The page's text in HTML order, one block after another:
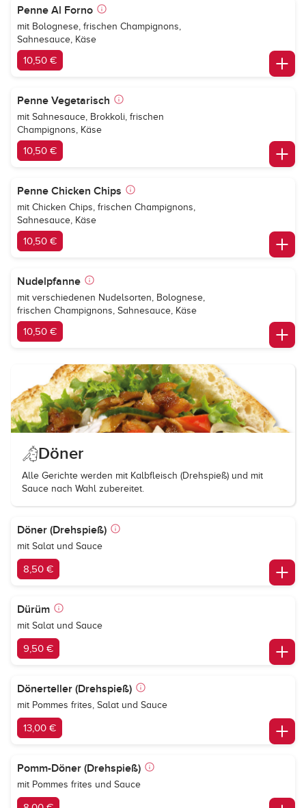
Penne Al Forno
mit Bolognese, frischen Champignons,
Sahnesauce, Käse
10,50 €
Penne Vegetarisch
mit Sahnesauce, Brokkoli, frischen
Champignons, Käse
10,50 €
Penne Chicken Chips
mit Chicken Chips, frischen Champignons,
Sahnesauce, Käse
10,50 €
Nudelpfanne
mit verschiedenen Nudelsorten, Bolognese,
frischen Champignons, Sahnesauce, Käse
10,50 €
Döner
Alle Gerichte werden mit Kalbfleisch (Drehspieß) und mit
Sauce nach Wahl zubereitet.
Döner (Drehspieß)
mit Salat und Sauce
8,50 €
Dürüm
mit Salat und Sauce
9,50 €
Dönerteller (Drehspieß)
mit Pommes frites, Salat und Sauce
13,00 €
Pomm-Döner (Drehspieß)
mit Pommes frites und Sauce